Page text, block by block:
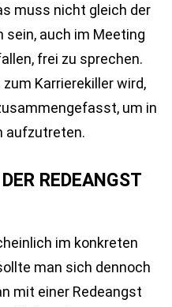
muss nicht gleich der
sein, auch im Meeting
frei zu sprechen.
Karrierekiller wird,
um in
aufzutreten.
REDEANGST
im konkreten
man sich dennoch
mit einer Redeangst